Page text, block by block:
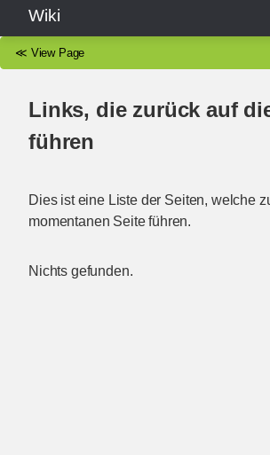
Wiki
≪ View Page
Links, die zurück auf
führen
Dies ist eine Liste der Seiten, welche
momentanen Seite führen.
Nichts gefunden.